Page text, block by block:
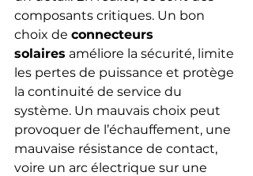
composants critiques. Un bon
choix de connecteurs
solaires améliore la sécurité, limite
les pertes de puissance et protège
la continuité de service du
système. Un mauvais choix peut
provoquer de l’échauffement, une
mauvaise résistance de contact,
voire un arc électrique sur une